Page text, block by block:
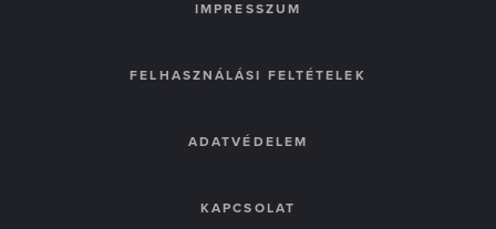
IMPRESSZUM
FELHASZNÁLÁSI FELTÉTELEK
ADATVÉDELEM
KAPCSOLAT